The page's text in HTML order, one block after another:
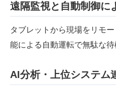
遠隔監視と自動制御に
タブレットから現場をリモ
能による自動運転で無駄な待
AI分析・上位システム